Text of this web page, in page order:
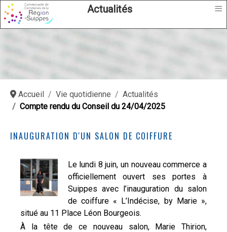
Actualités ≡
Accueil Vie quotidienne
Actualités
Compte rendu du Conseil du 24/04/2025
INAUGURATION D'UN SALON DE COIFFURE
Le lundi 8 juin, un nouveau commerce a
officiellement ouvert ses portes à
Suippes avec l’inauguration du salon
de coiffure « L’Indécise, by Marie »,
situé au 11 Place Léon Bourgeois.
À la tête de ce nouveau salon, Marie Thirion,